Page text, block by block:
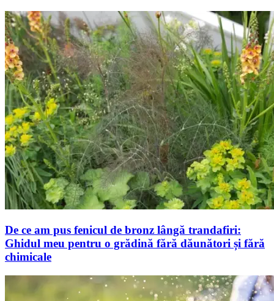
De ce am pus fenicul de bronz lângă trandafiri:
Ghidul meu pentru o grădină fără dăunători și fără
chimicale